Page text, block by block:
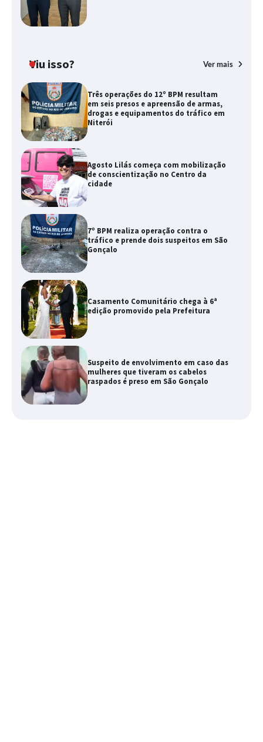
Viu isso? Ver mais
Três operações do 12º BPM resultam
em seis presos e apreensão de armas,
drogas e equipamentos do tráfico em
Niterói
Agosto Lilás começa com mobilização
de conscientização no Centro da
cidade
7º BPM realiza operação contra o
tráfico e prende dois suspeitos em São
Gonçalo
Casamento Comunitário chega à 6ª
edição promovido pela Prefeitura
Suspeito de envolvimento em caso das
mulheres que tiveram os cabelos
raspados é preso em São Gonçalo